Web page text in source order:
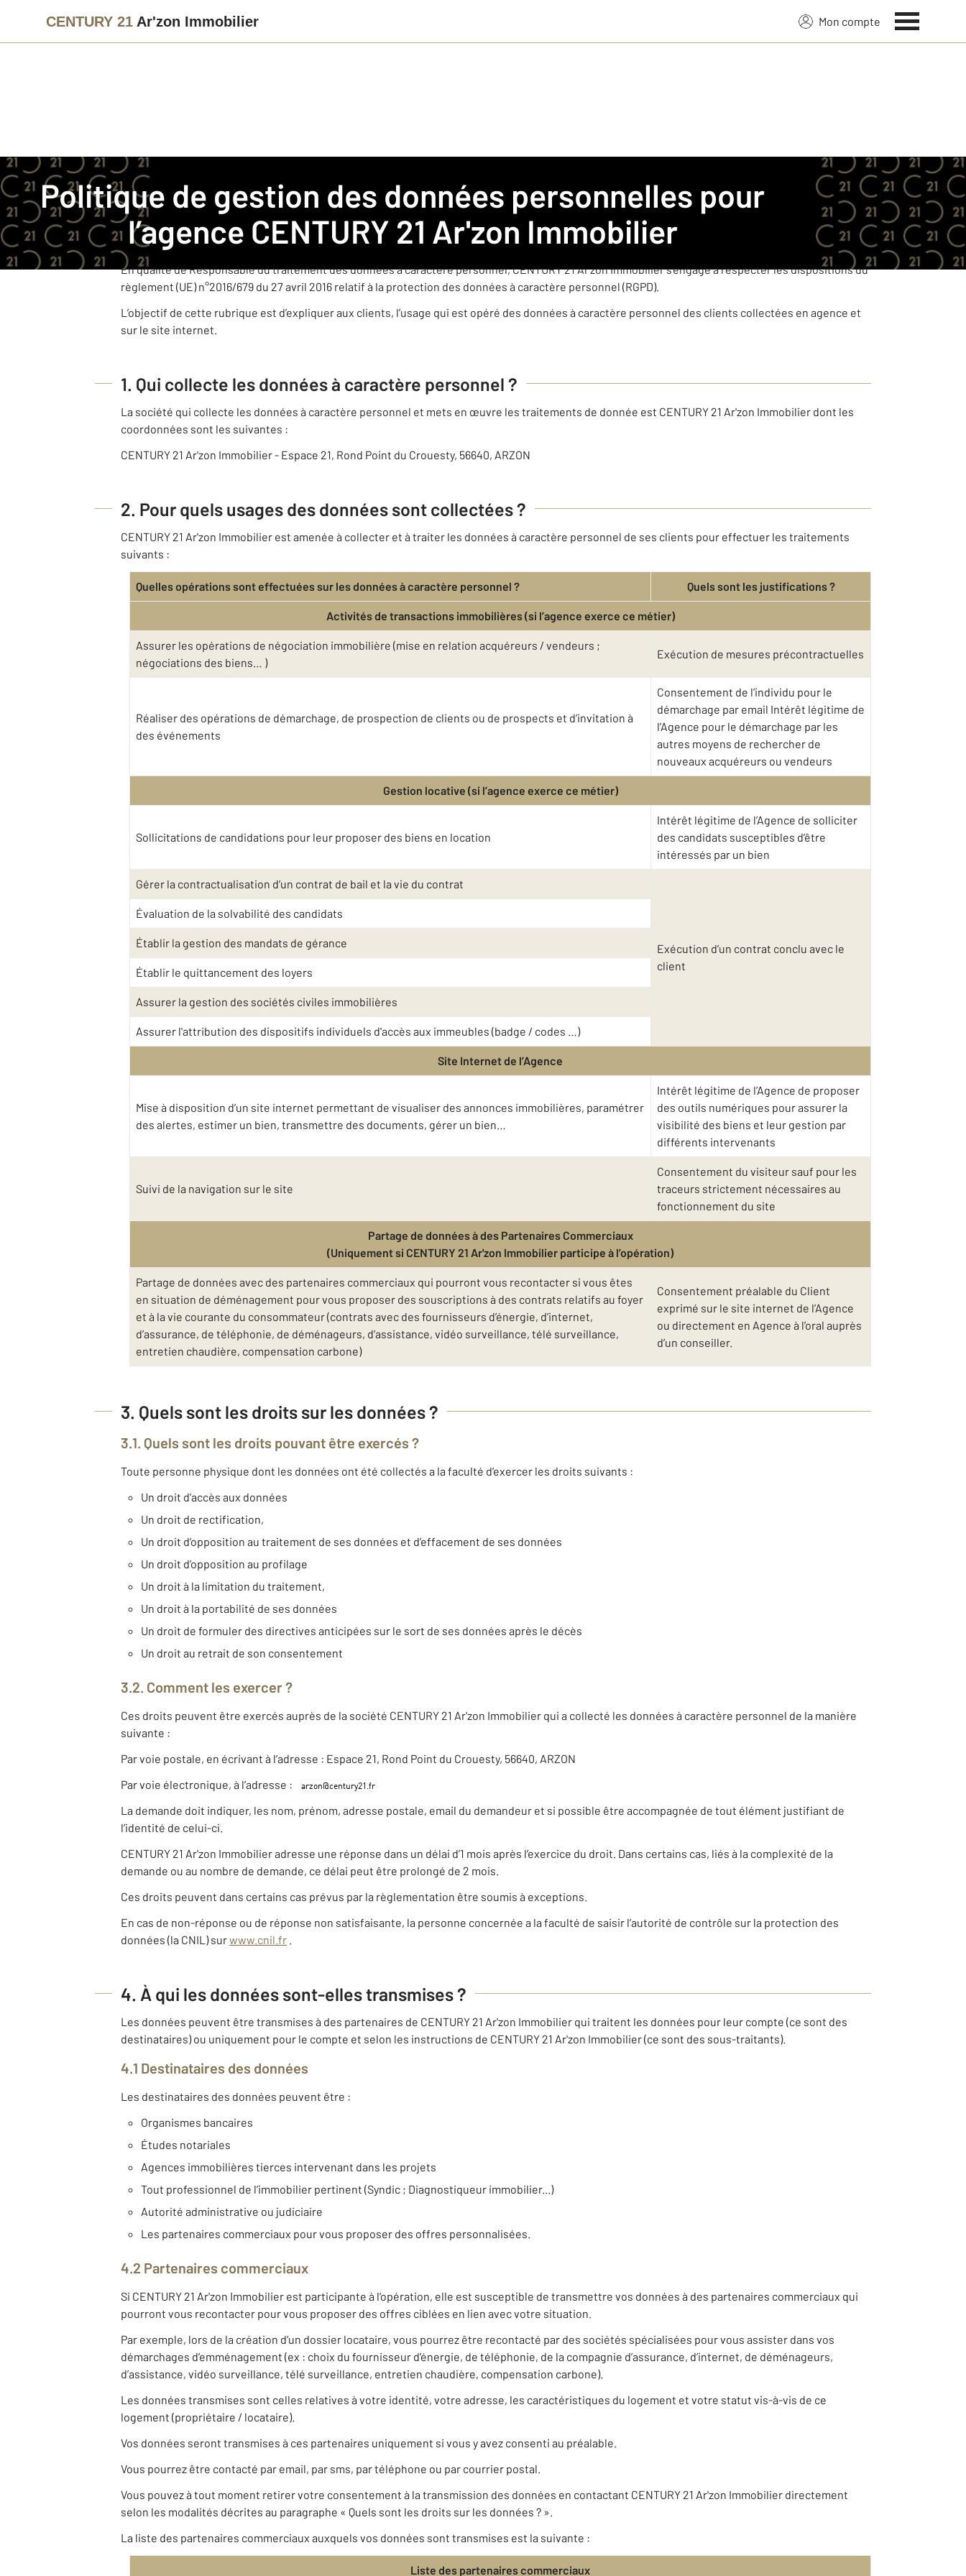
CENTURY 21 Ar'zon Immobilier Mon compte
Politique de gestion des données personnelles pour
l’agence CENTURY 21 Ar'zon Immobilier
Immobilier Politique de gestion des données personnelles pour l’agence CENTURY 21 Ar'zon Immobilier
CENTURY 21 Ar'zon Immobilier est une agence immobilière franchisée membre du réseau de franchise CENTURY 21.
Cette agence, juridiquement et financièrement indépendante est amenée à collecter et traiter des données à caractère personnel de ses clients
dans le cadre de ses activités.
En qualité de Responsable du traitement des données à caractère personnel, CENTURY 21 Ar'zon Immobilier s’engage à respecter les dispositions du
règlement (UE) n°2016/679 du 27 avril 2016 relatif à la protection des données à caractère personnel (RGPD).
L’objectif de cette rubrique est d’expliquer aux clients, l’usage qui est opéré des données à caractère personnel des clients collectées en agence et
sur le site internet.
1. Qui collecte les données à caractère personnel ?
La société qui collecte les données à caractère personnel et mets en œuvre les traitements de donnée est CENTURY 21 Ar'zon Immobilier dont les
coordonnées sont les suivantes :
CENTURY 21 Ar'zon Immobilier - Espace 21, Rond Point du Crouesty, 56640, ARZON
2. Pour quels usages des données sont collectées ?
CENTURY 21 Ar'zon Immobilier est amenée à collecter et à traiter les données à caractère personnel de ses clients pour effectuer les traitements
suivants :
Quelles opérations sont effectuées sur les données à caractère personnel ? Quels sont les justifications ?
Activités de transactions immobilières (si l’agence exerce ce métier)
Assurer les opérations de négociation immobilière (mise en relation acquéreurs / vendeurs ;
négociations des biens… )
Exécution de mesures précontractuelles
Réaliser des opérations de démarchage, de prospection de clients ou de prospects et d’invitation à
des événements
Consentement de l’individu pour le
démarchage par email Intérêt légitime de
l’Agence pour le démarchage par les
autres moyens de rechercher de
nouveaux acquéreurs ou vendeurs
Gestion locative (si l’agence exerce ce métier)
Sollicitations de candidations pour leur proposer des biens en location
Intérêt légitime de l’Agence de solliciter
des candidats susceptibles d’être
intéressés par un bien
Gérer la contractualisation d’un contrat de bail et la vie du contrat
Exécution d’un contrat conclu avec le
client
Évaluation de la solvabilité des candidats
Établir la gestion des mandats de gérance
Établir le quittancement des loyers
Assurer la gestion des sociétés civiles immobilières
Assurer l'attribution des dispositifs individuels d'accès aux immeubles (badge / codes …)
Site Internet de l’Agence
Mise à disposition d’un site internet permettant de visualiser des annonces immobilières, paramétrer
des alertes, estimer un bien, transmettre des documents, gérer un bien…
Intérêt légitime de l’Agence de proposer
des outils numériques pour assurer la
visibilité des biens et leur gestion par
différents intervenants
Suivi de la navigation sur le site
Consentement du visiteur sauf pour les
traceurs strictement nécessaires au
fonctionnement du site
Partage de données à des Partenaires Commerciaux
(Uniquement si CENTURY 21 Ar'zon Immobilier participe à l’opération)
Partage de données avec des partenaires commerciaux qui pourront vous recontacter si vous êtes
en situation de déménagement pour vous proposer des souscriptions à des contrats relatifs au foyer
et à la vie courante du consommateur (contrats avec des fournisseurs d’énergie, d’internet,
d’assurance, de téléphonie, de déménageurs, d’assistance, vidéo surveillance, télé surveillance,
entretien chaudière, compensation carbone)
Consentement préalable du Client
exprimé sur le site internet de l’Agence
ou directement en Agence à l’oral auprès
d’un conseiller.
3. Quels sont les droits sur les données ?
3.1. Quels sont les droits pouvant être exercés ?
Toute personne physique dont les données ont été collectés a la faculté d’exercer les droits suivants :
Un droit d’accès aux données
Un droit de rectification,
Un droit d’opposition au traitement de ses données et d’effacement de ses données
Un droit d’opposition au profilage
Un droit à la limitation du traitement,
Un droit à la portabilité de ses données
Un droit de formuler des directives anticipées sur le sort de ses données après le décès
Un droit au retrait de son consentement
3.2. Comment les exercer ?
Ces droits peuvent être exercés auprès de la société CENTURY 21 Ar'zon Immobilier qui a collecté les données à caractère personnel de la manière
suivante :
Par voie postale, en écrivant à l’adresse : Espace 21, Rond Point du Crouesty, 56640, ARZON
Par voie électronique, à l’adresse :
La demande doit indiquer, les nom, prénom, adresse postale, email du demandeur et si possible être accompagnée de tout élément justifiant de
l’identité de celui-ci.
CENTURY 21 Ar'zon Immobilier adresse une réponse dans un délai d’1 mois après l’exercice du droit. Dans certains cas, liés à la complexité de la
demande ou au nombre de demande, ce délai peut être prolongé de 2 mois.
Ces droits peuvent dans certains cas prévus par la règlementation être soumis à exceptions.
En cas de non-réponse ou de réponse non satisfaisante, la personne concernée a la faculté de saisir l’autorité de contrôle sur la protection des
données (la CNIL) surwww.cnil.fr
4. À qui les données sont-elles transmises ?
Les données peuvent être transmises à des partenaires de CENTURY 21 Ar'zon Immobilier qui traitent les données pour leur compte (ce sont des
destinataires) ou uniquement pour le compte et selon les instructions de CENTURY 21 Ar'zon Immobilier (ce sont des sous-traitants).
4.1 Destinataires des données
Les destinataires des données peuvent être :
Organismes bancaires
Études notariales
Agences immobilières tierces intervenant dans les projets
Tout professionnel de l’immobilier pertinent (Syndic ; Diagnostiqueur immobilier...)
Autorité administrative ou judiciaire
Les partenaires commerciaux pour vous proposer des offres personnalisées.
4.2 Partenaires commerciaux
Si CENTURY 21 Ar'zon Immobilier est participante à l’opération, elle est susceptible de transmettre vos données à des partenaires commerciaux qui
pourront vous recontacter pour vous proposer des offres ciblées en lien avec votre situation.
Par exemple, lors de la création d’un dossier locataire, vous pourrez être recontacté par des sociétés spécialisées pour vous assister dans vos
démarchages d’emménagement (ex : choix du fournisseur d’énergie, de téléphonie, de la compagnie d’assurance, d’internet, de déménageurs,
d’assistance, vidéo surveillance, télé surveillance, entretien chaudière, compensation carbone).
Les données transmises sont celles relatives à votre identité, votre adresse, les caractéristiques du logement et votre statut vis-à-vis de ce
logement (propriétaire / locataire).
Vos données seront transmises à ces partenaires uniquement si vous y avez consenti au préalable.
Vous pourrez être contacté par email, par sms, par téléphone ou par courrier postal.
Vous pouvez à tout moment retirer votre consentement à la transmission des données en contactant CENTURY 21 Ar'zon Immobilier directement
selon les modalités décrites au paragraphe « Quels sont les droits sur les données ? ».
La liste des partenaires commerciaux auxquels vos données sont transmises est la suivante :
Liste des partenaires commerciaux